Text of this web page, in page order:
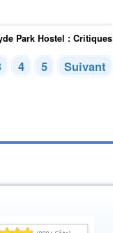
Park Hostel : Critiques
4 5 Suivant